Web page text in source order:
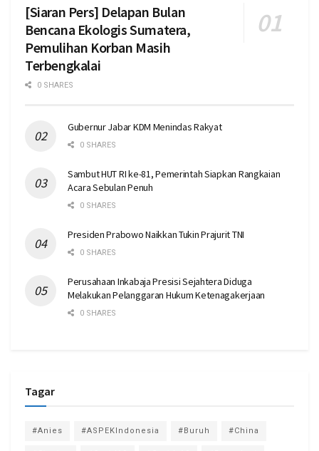
[Siaran Pers] Delapan Bulan
Bencana Ekologis Sumatera,
Pemulihan Korban Masih
Terbengkalai
0 SHARES
Gubernur Jabar KDM Menindas Rakyat
0 SHARES
Sambut HUT RI ke-81, Pemerintah Siapkan Rangkaian
Acara Sebulan Penuh
0 SHARES
Presiden Prabowo Naikkan Tukin Prajurit TNI
0 SHARES
Perusahaan Inkabaja Presisi Sejahtera Diduga
Melakukan Pelanggaran Hukum Ketenagakerjaan
0 SHARES
Tagar
#Anies #ASPEKIndonesia #Buruh #China